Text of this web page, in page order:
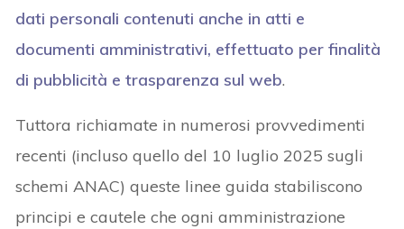
dati personali contenuti anche in atti e
documenti amministrativi, effettuato per finalità
di pubblicità e trasparenza sul web.
Tuttora richiamate in numerosi provvedimenti
recenti (incluso quello del 10 luglio 2025 sugli
schemi ANAC) queste linee guida stabiliscono
principi e cautele che ogni amministrazione